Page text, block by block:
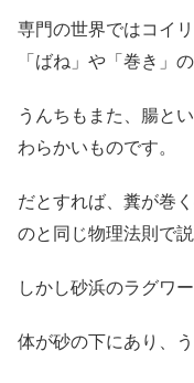
専門の世界ではコイ
「ばね」や「巻き」
うんちもまた、腸と
わらかいものです。
だとすれば、糞が巻
のと同じ物理法則で
しかし砂浜のラグワ
体が砂の下にあり、